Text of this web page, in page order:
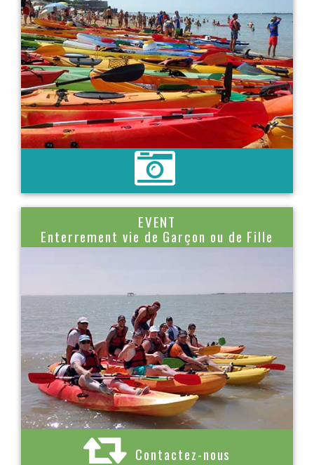
EVENT
Enterrement vie de Garçon ou de Fille
Contactez-nous